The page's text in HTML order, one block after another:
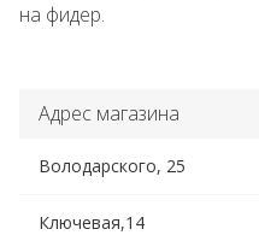
на фидер.
Адрес магазина
Володарского, 25
Ключевая,14